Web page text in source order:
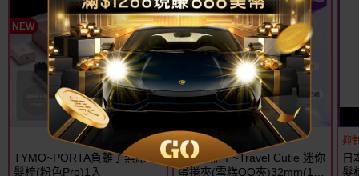
NEW
TYMO~PORTA負離子無線直
髮梳(粉色Pro)1入
Pingo 品工~Travel Cutie 迷你
蛋捲夾(雪糕QQ夾)32mm(1
抑
日
髮